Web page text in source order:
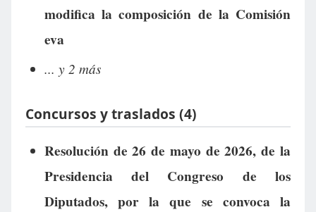
modifica la composición de la Comisión
eva
... y 2 más
Concursos y traslados (4)
Resolución de 26 de mayo de 2026, de la
Presidencia del Congreso de los
Diputados, por la que se convoca la